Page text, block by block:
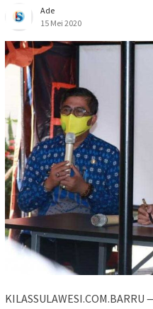
Ade
15 Mei 2020